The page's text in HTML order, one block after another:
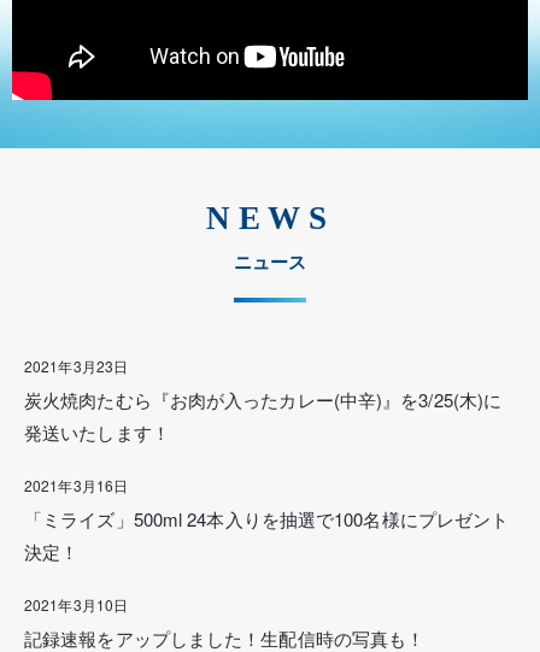
NEWS
ニュース
2021年3月23日
炭火焼肉たむら『お肉が入ったカレー(中辛)』を3/25(木)に
発送いたします！
2021年3月16日
「ミライズ」500ml 24本入りを抽選で100名様にプレゼント
決定！
2021年3月10日
記録速報をアップしました！生配信時の写真も！